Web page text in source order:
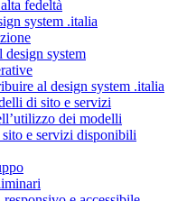
fedeltà
system .italia
system
al design system .italia
di sito e servizi
dei modelli
e servizi disponibili